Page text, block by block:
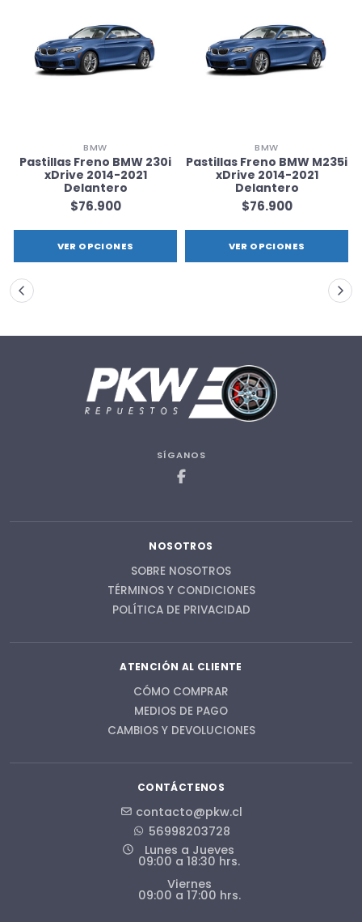
BMW
Pastillas Freno BMW 230i
xDrive 2014-2021
Delantero
$76.900
VER OPCIONES
BMW
Pastillas Freno BMW M235i
xDrive 2014-2021
Delantero
$76.900
VER OPCIONES
SÍGANOS
NOSOTROS
SOBRE NOSOTROS
TÉRMINOS Y CONDICIONES
POLÍTICA DE PRIVACIDAD
ATENCIÓN AL CLIENTE
CÓMO COMPRAR
MEDIOS DE PAGO
CAMBIOS Y DEVOLUCIONES
CONTÁCTENOS
contacto@pkw.cl
56998203728
Lunes a Jueves
09:00 a 18:30 hrs.
Viernes
09:00 a 17:00 hrs.